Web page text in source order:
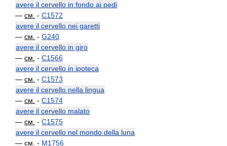
avere il cervello in fondo ai pedi
— см. - C1572
avere il cervello nei garetti
— см. - G240
avere il cervello in giro
— см. - C1566
avere il cervello in ipoteca
— см. - C1573
avere il cervello nella lingua
— см. - C1574
avere il cervello malato
— см. - C1575
avere il cervello nel mondo della luna
— см. - M1756